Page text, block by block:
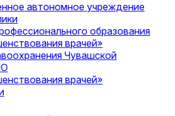
автономное учреждение
образования
врачей»
Чувашской
врачей»